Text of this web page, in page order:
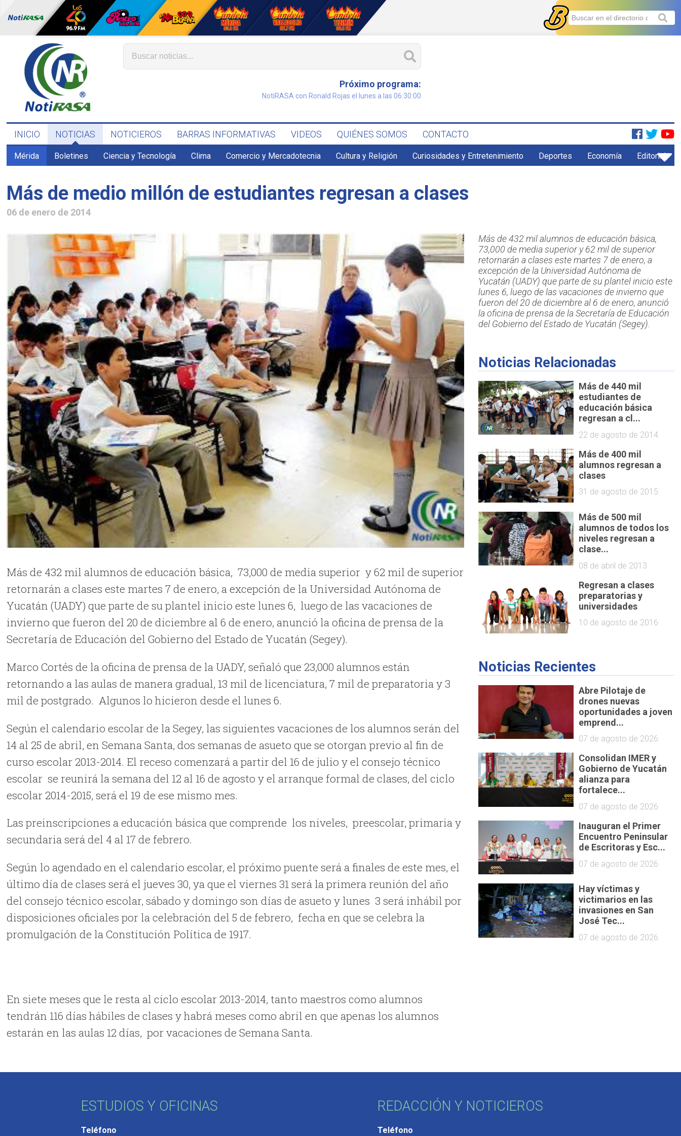
Próximo programa:
NotiRASA con Ronald Rojas el lunes a las 06:30:00
INICIO NOTICIAS NOTICIEROS BARRAS INFORMATIVAS VIDEOS QUIÉNES SOMOS CONTACTO
Mérida Boletines Ciencia y Tecnología Clima Comercio y Mercadotecnia Cultura y Religión Curiosidades y Entretenimiento Deportes Economía Editorial
Más de medio millón de estudiantes regresan a clases
06 de enero de 2014
Más de 432 mil alumnos de educación básica, 73,000 de media superior y 62 mil de superior
retornarán a clases este martes 7 de enero, a excepción de la Universidad Autónoma de
Yucatán (UADY) que parte de su plantel inicio este lunes 6, luego de las vacaciones de
invierno que fueron del 20 de diciembre al 6 de enero, anunció la oficina de prensa de la
Secretaría de Educación del Gobierno del Estado de Yucatán (Segey).
Marco Cortés de la oficina de prensa de la UADY, señaló que 23,000 alumnos están
retornando a las aulas de manera gradual, 13 mil de licenciatura, 7 mil de preparatoria y 3
mil de postgrado. Algunos lo hicieron desde el lunes 6.
Según el calendario escolar de la Segey, las siguientes vacaciones de los alumnos serán del
14 al 25 de abril, en Semana Santa, dos semanas de asueto que se otorgan previo al fin de
curso escolar 2013-2014. El receso comenzará a partir del 16 de julio y el consejo técnico
escolar se reunirá la semana del 12 al 16 de agosto y el arranque formal de clases, del ciclo
escolar 2014-2015, será el 19 de ese mismo mes.
Las preinscripciones a educación básica que comprende los niveles, preescolar, primaria y
secundaria será del 4 al 17 de febrero.
Según lo agendado en el calendario escolar, el próximo puente será a finales de este mes, el
último día de clases será el jueves 30, ya que el viernes 31 será la primera reunión del año
del consejo técnico escolar, sábado y domingo son días de asueto y lunes 3 será inhábil por
disposiciones oficiales por la celebración del 5 de febrero, fecha en que se celebra la
promulgación de la Constitución Política de 1917.
En siete meses que le resta al ciclo escolar 2013-2014, tanto maestros como alumnos
tendrán 116 días hábiles de clases y habrá meses como abril en que apenas los alumnos
estarán en las aulas 12 días, por vacaciones de Semana Santa.
Más de 432 mil alumnos de educación básica,
73,000 de media superior y 62 mil de superior
retornarán a clases este martes 7 de enero, a
excepción de la Universidad Autónoma de
Yucatán (UADY) que parte de su plantel inicio este
lunes 6, luego de las vacaciones de invierno que
fueron del 20 de diciembre al 6 de enero, anunció
la oficina de prensa de la Secretaría de Educación
del Gobierno del Estado de Yucatán (Segey).
Noticias Relacionadas
Más de 440 mil
estudiantes de
educación básica
regresan a cl...
22 de agosto de 2014
Más de 400 mil
alumnos regresan a
clases
31 de agosto de 2015
Más de 500 mil
alumnos de todos los
niveles regresan a
clase...
08 de abril de 2013
Regresan a clases
preparatorias y
universidades
10 de agosto de 2016
Noticias Recientes
Abre Pilotaje de
drones nuevas
oportunidades a joven
emprend...
07 de agosto de 2026
Consolidan IMER y
Gobierno de Yucatán
alianza para
fortalece...
07 de agosto de 2026
Inauguran el Primer
Encuentro Peninsular
de Escritoras y Esc...
07 de agosto de 2026
Hay víctimas y
victimarios en las
invasiones en San
José Tec...
07 de agosto de 2026
ESTUDIOS Y OFICINAS
Teléfono
REDACCIÓN Y NOTICIEROS
Teléfono